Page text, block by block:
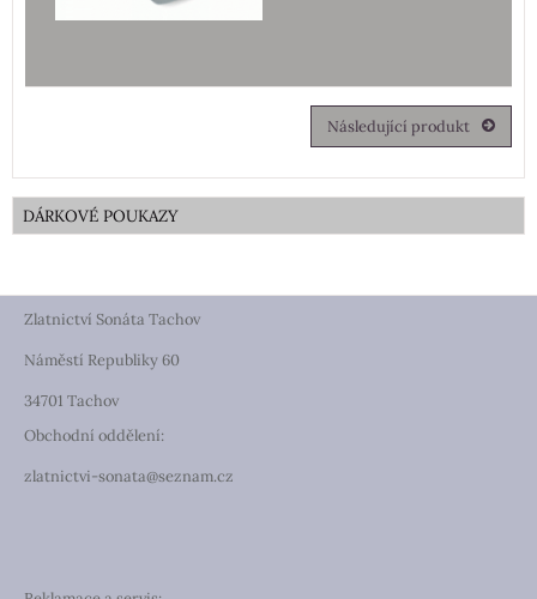
Následující produkt
DÁRKOVÉ POUKAZY
Zlatnictví Sonáta Tachov
Náměstí Republiky 60
34701 Tachov
Obchodní oddělení:
zlatnictvi-sonata@seznam.cz